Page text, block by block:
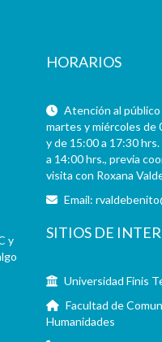
y
HORARIOS
Atención al público
martes y miércoles de
y de 15:00 a 17:30
a 14:00 hrs., previa
visita con Roxana
Email:
SITIOS DE
Universidad Finis
Facultad de
Humanidades